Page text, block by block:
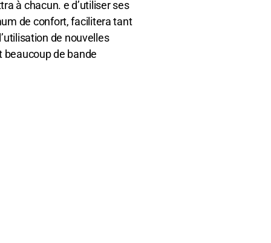
à chacun. e d’utiliser ses
de confort, facilitera tant
de nouvelles
de bande